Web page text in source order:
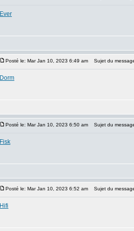
Ever
Posté le: Mar Jan 10, 2023 6:49 am Sujet du
Dorm
Posté le: Mar Jan 10, 2023 6:50 am Sujet du
Fisk
Posté le: Mar Jan 10, 2023 6:52 am Sujet du
Hifi